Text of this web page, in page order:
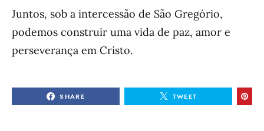
Juntos, sob a intercessão de São Gregório,
podemos construir uma vida de paz, amor e
perseverança em Cristo.
SHARE TWEET